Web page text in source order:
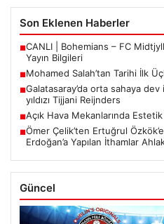
Son Eklenen Haberler
■CANLI | Bohemians – FC
Yayın Bilgileri
■Mohamed Salah’tan Tarihi İlk
■Galatasaray’da orta sahaya
yıldızı Tijjani Reijnders
■Açık Hava Mekanlarında
■Ömer Çelik’ten Ertuğrul
Erdoğan’a Yapılan İthamlar
Güncel